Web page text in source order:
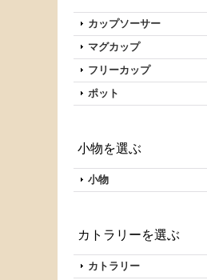
カップソーサー
マグカップ
フリーカップ
ポット
小物を選ぶ
小物
カトラリーを選ぶ
カトラリー